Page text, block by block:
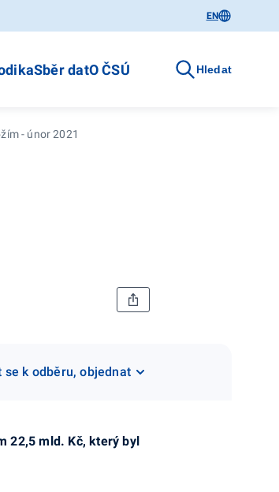
EN
Sběr datO ČSÚ Hledat
- únor 2021
se k odběru, objednat
22,5 mld. Kč, který byl